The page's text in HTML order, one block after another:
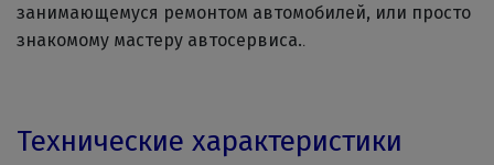
занимающемуся ремонтом автомобилей, или просто
знакомому мастеру автосервиса.
Технические характеристики